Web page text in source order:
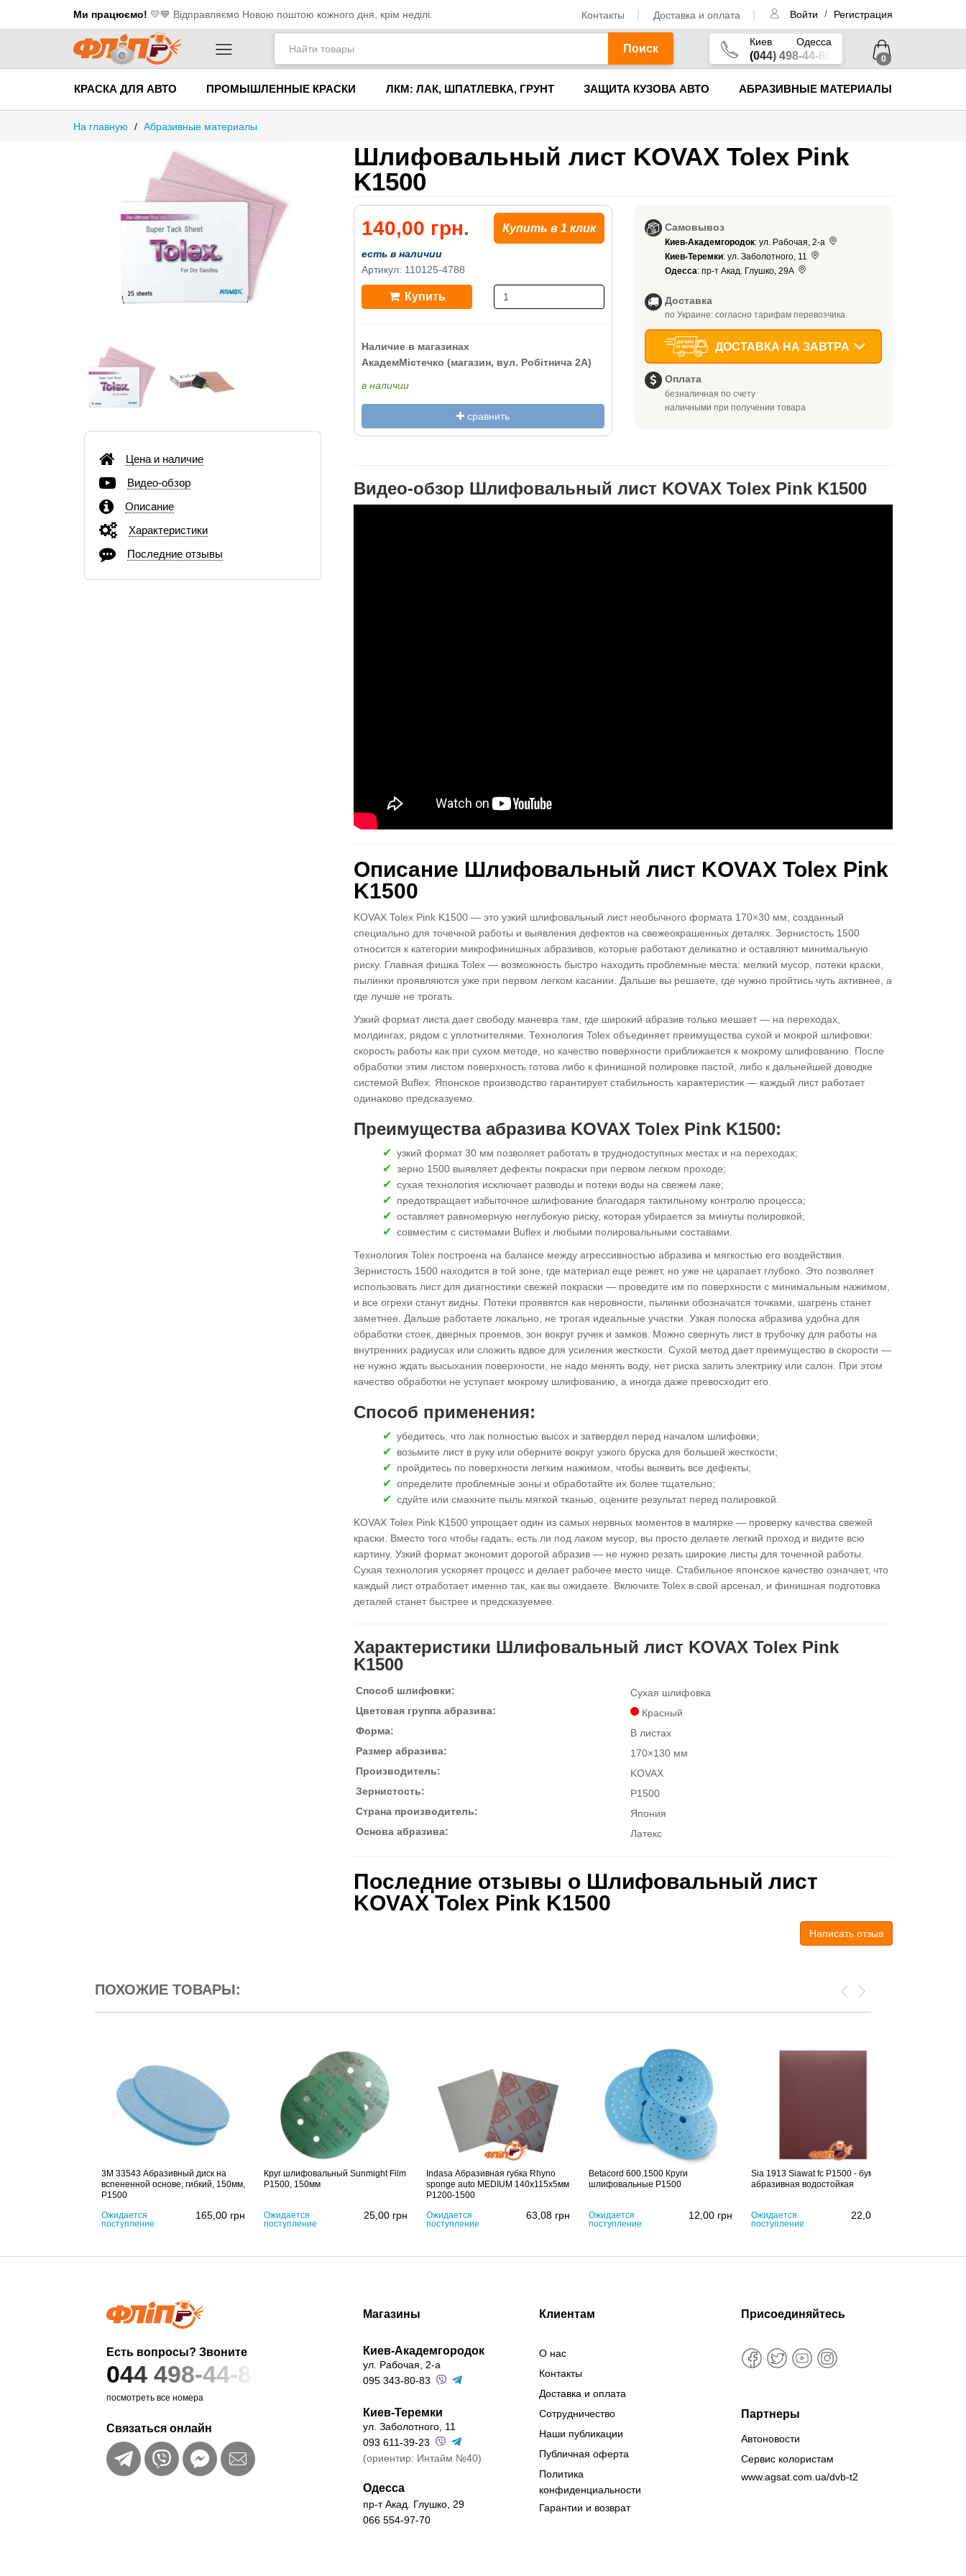
Ми працюємо! 💛​💙 Відправляємо Новою поштою кожного дня, крім неділі. Контакты Доставка и оплата Войти / Регистрация
Поиск
Киев Одесса
(044) 498-44-89 0
КРАСКА ДЛЯ АВТО ПРОМЫШЛЕННЫЕ КРАСКИ ЛКМ: ЛАК, ШПАТЛЕВКА, ГРУНТ ЗАЩИТА КУЗОВА АВТО АБРАЗИВНЫЕ МАТЕРИАЛЫ
На главную / Абразивные материалы
Цена и наличие
Видео-обзор
Описание
Характеристики
Последние отзывы
Шлифовальный лист KOVAX Tolex Pink
K1500
140,00 грн. Купить в 1 клик
есть в наличии
Артикул: 110125-4788
Купить
Наличие в магазинах
АкадемМістечко (магазин, вул. Робітнича 2А)
в наличии
сравнить
Самовывоз
Киев-Академгородок: ул. Рабочая, 2-а
Киев-Теремки: ул. Заболотного, 11
Одесса: пр-т Акад. Глушко, 29А
Доставка
по Украине: согласно тарифам перевозчика
ДОСТАВКА НА ЗАВТРА
Оплата
безналичная по счету
наличными при получении товара
Видео-обзор Шлифовальный лист KOVAX Tolex Pink K1500
Описание Шлифовальный лист KOVAX Tolex Pink
K1500
KOVAX Tolex Pink K1500 — это узкий шлифовальный лист необычного формата 170×30 мм, созданный
специально для точечной работы и выявления дефектов на свежеокрашенных деталях. Зернистость 1500
относится к категории микрофинишных абразивов, которые работают деликатно и оставляют минимальную
риску. Главная фишка Tolex — возможность быстро находить проблемные места: мелкий мусор, потеки краски,
пылинки проявляются уже при первом легком касании. Дальше вы решаете, где нужно пройтись чуть активнее, а
где лучше не трогать.
Узкий формат листа дает свободу маневра там, где широкий абразив только мешает — на переходах,
молдингах, рядом с уплотнителями. Технология Tolex объединяет преимущества сухой и мокрой шлифовки:
скорость работы как при сухом методе, но качество поверхности приближается к мокрому шлифованию. После
обработки этим листом поверхность готова либо к финишной полировке пастой, либо к дальнейшей доводке
системой Buflex. Японское производство гарантирует стабильность характеристик — каждый лист работает
одинаково предсказуемо.
Преимущества абразива KOVAX Tolex Pink K1500:
узкий формат 30 мм позволяет работать в труднодоступных местах и на переходах;
зерно 1500 выявляет дефекты покраски при первом легком проходе;
сухая технология исключает разводы и потеки воды на свежем лаке;
предотвращает избыточное шлифование благодаря тактильному контролю процесса;
оставляет равномерную неглубокую риску, которая убирается за минуты полировкой;
совместим с системами Buflex и любыми полировальными составами.
Технология Tolex построена на балансе между агрессивностью абразива и мягкостью его воздействия.
Зернистость 1500 находится в той зоне, где материал еще режет, но уже не царапает глубоко. Это позволяет
использовать лист для диагностики свежей покраски — проведите им по поверхности с минимальным нажимом,
и все огрехи станут видны. Потеки проявятся как неровности, пылинки обозначатся точками, шагрень станет
заметнее. Дальше работаете локально, не трогая идеальные участки. Узкая полоска абразива удобна для
обработки стоек, дверных проемов, зон вокруг ручек и замков. Можно свернуть лист в трубочку для работы на
внутренних радиусах или сложить вдвое для усиления жесткости. Сухой метод дает преимущество в скорости —
не нужно ждать высыхания поверхности, не надо менять воду, нет риска залить электрику или салон. При этом
качество обработки не уступает мокрому шлифованию, а иногда даже превосходит его.
Способ применения:
убедитесь, что лак полностью высох и затвердел перед началом шлифовки;
возьмите лист в руку или оберните вокруг узкого бруска для большей жесткости;
пройдитесь по поверхности легким нажимом, чтобы выявить все дефекты;
определите проблемные зоны и обработайте их более тщательно;
сдуйте или смахните пыль мягкой тканью, оцените результат перед полировкой.
KOVAX Tolex Pink K1500 упрощает один из самых нервных моментов в малярке — проверку качества свежей
краски. Вместо того чтобы гадать, есть ли под лаком мусор, вы просто делаете легкий проход и видите всю
картину. Узкий формат экономит дорогой абразив — не нужно резать широкие листы для точечной работы.
Сухая технология ускоряет процесс и делает рабочее место чище. Стабильное японское качество означает, что
каждый лист отработает именно так, как вы ожидаете. Включите Tolex в свой арсенал, и финишная подготовка
деталей станет быстрее и предсказуемее.
Характеристики Шлифовальный лист KOVAX Tolex Pink
K1500
Способ шлифовки:
Сухая шлифовка
Цветовая группа абразива:
Красный
Форма:
В листах
Размер абразива:
170×130 мм
Производитель:
KOVAX
Зернистость:
P1500
Страна производитель:
Япония
Основа абразива:
Латекс
Последние отзывы о Шлифовальный лист
KOVAX Tolex Pink K1500
Написать отзыв
ПОХОЖИЕ ТОВАРЫ:
3M 33543 Абразивный диск на
вспененной основе, гибкий, 150мм,
P1500
Ожидается
поступление
165,00 грн
Круг шлифовальный Sunmight Film
P1500, 150мм
Ожидается
поступление
25,00 грн
Indasa Абразивная губка Rhyno
sponge auto MEDIUM 140x115x5мм
P1200-1500
Ожидается
поступление
63,08 грн
Betacord 600.1500 Круги
шлифовальные P1500
Ожидается
поступление
12,00 грн
Sia 1913 Siawat fc P1500 - бумага
абразивная водостойкая
Ожидается
поступление
22,00
Есть вопросы? Звоните
044 498-44-89
посмотреть все номера
Связаться онлайн
Магазины
Киев-Академгородок
ул. Рабочая, 2-а
095 343-80-83
Киев-Теремки
ул. Заболотного, 11
093 611-39-23
(ориентир: Интайм №40)
Одесса
пр-т Акад. Глушко, 29
066 554-97-70
Клиентам
О нас
Контакты
Доставка и оплата
Сотрудничество
Наши публикации
Публичная оферта
Политика
конфиденциальности
Гарантии и возврат
Присоединяйтесь
Партнеры
Автоновости
Сервис колористам
www.agsat.com.ua/dvb-t2